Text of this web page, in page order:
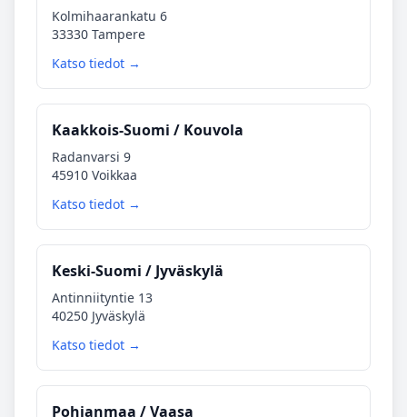
Kolmihaarankatu 6
33330 Tampere
Katso tiedot →
Kaakkois‑Suomi / Kouvola
Radanvarsi 9
45910 Voikkaa
Katso tiedot →
Keski‑Suomi / Jyväskylä
Antinniityntie 13
40250 Jyväskylä
Katso tiedot →
Pohjanmaa / Vaasa